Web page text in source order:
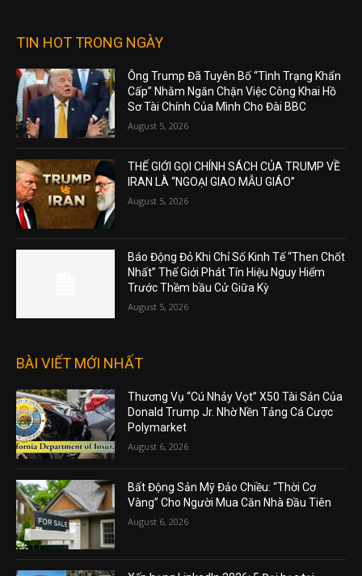
TIN HOT TRONG NGÀY
Ông Trump Đã Tuyên Bố “Tình Trạng Khẩn
Cấp” Nhằm Ngăn Chặn Việc Công Khai Hồ
Sơ Tài Chính Của Mình Cho Đài BBC
August 5, 2026
THẾ GIỚI GỌI CHÍNH SÁCH CỦA TRUMP VỀ
IRAN LÀ “NGOẠI GIAO MẪU GIÁO”
August 5, 2026
Báo Động Đỏ Khi Chỉ Số Kinh Tế “Then Chốt
Nhất” Thế Giới Phát Tín Hiệu Nguy Hiểm
Trước Thềm bầu Cử Giữa Kỳ
August 5, 2026
BÀI VIẾT MỚI NHẤT
Thương Vụ “Cú Nhảy Vọt” X50 Tài Sản Của
Donald Trump Jr. Nhờ Nền Tảng Cá Cược
Polymarket
August 6, 2026
Bất Động Sản Mỹ Đảo Chiều: “Thời Cơ
Vàng” Cho Người Mua Căn Nhà Đầu Tiên
August 6, 2026